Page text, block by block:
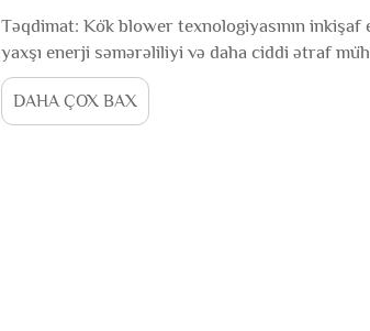
Təqdimat: Kök blower texnologiyasının
yaxşı enerji səmərəliliyi və daha ciddi ətraf
ilə əhəmiyyətli dərəcədə inkişaf edib. Bu
DAHA ÇOX BAX